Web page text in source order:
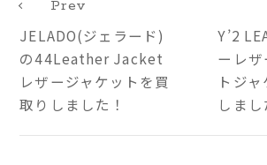
Prev
JELADO(ジェラード)
の44Leather Jacket
レザージャケットを買
取りしました！
Y’2
ーレ
トジ
しまし